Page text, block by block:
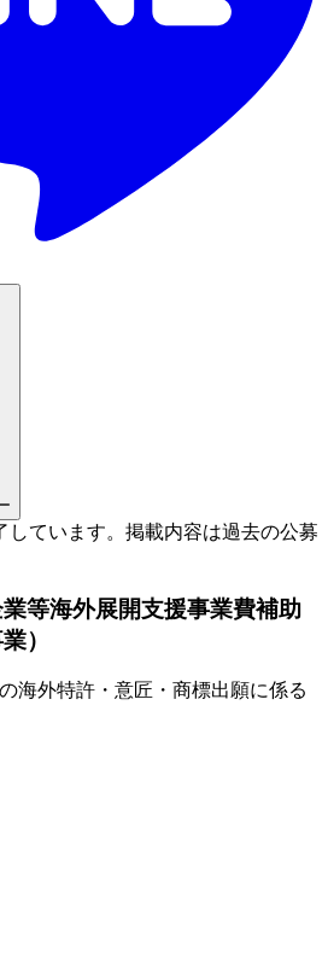
ています。 掲載内容は過去の公募
等海外展開支援事業費補助
）
海外特許・意匠・商標出願に係る